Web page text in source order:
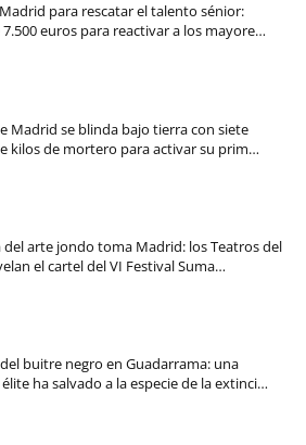
para rescatar el talento sénior:
euros para reactivar a los mayore…
Madrid se blinda bajo tierra con siete
kilos de mortero para activar su prim…
del arte jondo toma Madrid: los Teatros del
el cartel del VI Festival Suma…
buitre negro en Guadarrama: una
ha salvado a la especie de la extinci…